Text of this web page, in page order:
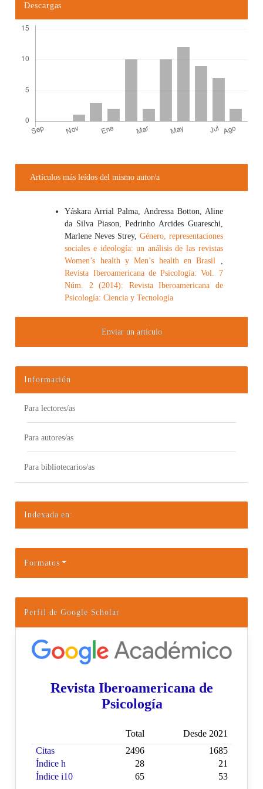
Descargas
Detalles del artículo
Artículos más leídos del mismo autor/a
Yáskara Arrial Palma, Andressa Botton, Aline
da Silva Piason, Pedrinho Arcides Guareschi,
Marlene Neves Strey, Género, representaciones
sociales e ideología: un análisis de las revistas
Women’s health y Men’s health en Brasil ,
Revista Iberoamericana de Psicología: Vol. 7
Núm. 2 (2014): Revista Iberoamericana de
Psicología: Ciencia y Tecnología
Enviar un artículo
Información
Para lectores/as
Para autores/as
Para bibliotecarios/as
Indexada en:
Formatos
Perfil de Google Scholar